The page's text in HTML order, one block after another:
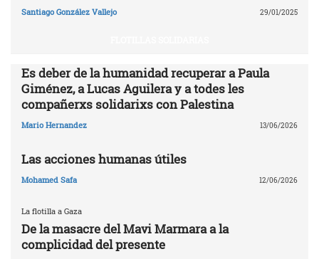
Santiago González Vallejo 29/01/2025
Es deber de la humanidad recuperar a Paula
Giménez, a Lucas Aguilera y a todes les
compañerxs solidarixs con Palestina
Mario Hernandez 13/06/2026
Las acciones humanas útiles
Mohamed Safa 12/06/2026
La flotilla a Gaza
De la masacre del Mavi Marmara a la
complicidad del presente